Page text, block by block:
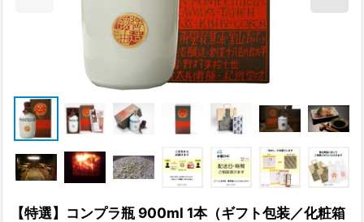
【特選】コンプラ瓶 900ml 1本（ギフト包装／化粧箱